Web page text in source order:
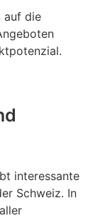
auf die
interessante
Schweiz. In